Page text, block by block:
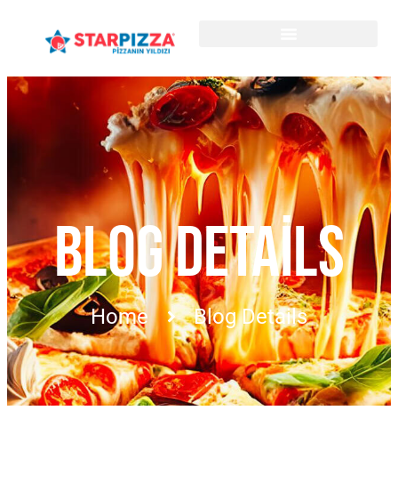
BLOG DETAILS
Home Blog Details